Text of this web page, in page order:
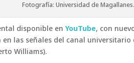
Fotografía: Universidad de Magallanes.
disponible en YouTube, con
las señales del canal universitario
Williams).